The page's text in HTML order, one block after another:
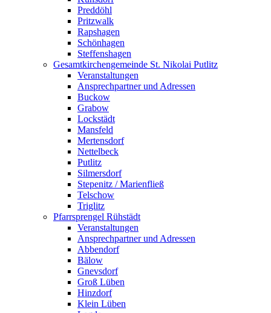
Preddöhl
Pritzwalk
Rapshagen
Schönhagen
Steffenshagen
Gesamtkirchengemeinde St. Nikolai Putlitz
Veranstaltungen
Ansprechpartner und Adressen
Buckow
Grabow
Lockstädt
Mansfeld
Mertensdorf
Nettelbeck
Putlitz
Silmersdorf
Stepenitz / Marienfließ
Telschow
Triglitz
Pfarrsprengel Rühstädt
Veranstaltungen
Ansprechpartner und Adressen
Abbendorf
Bälow
Gnevsdorf
Groß Lüben
Hinzdorf
Klein Lüben